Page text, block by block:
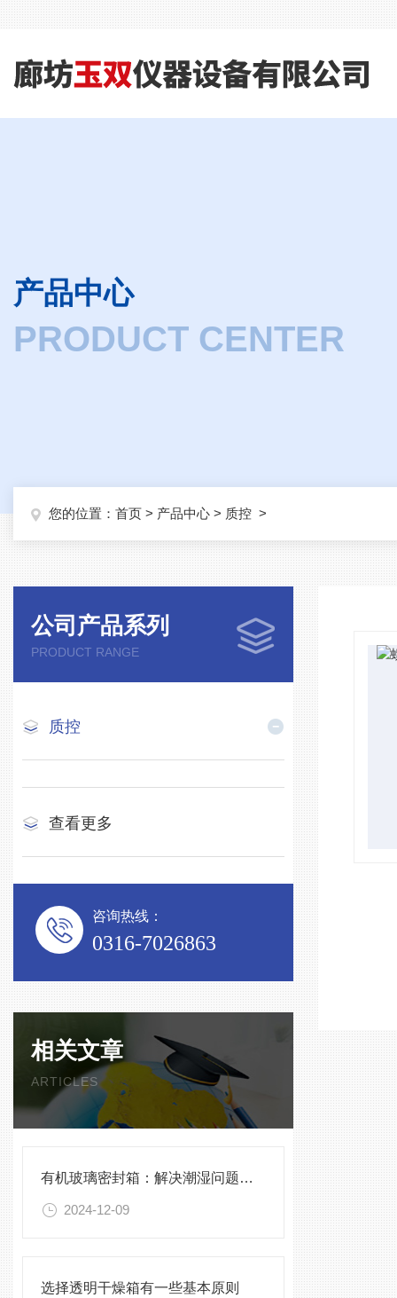
产品中心
PRODUCT CENTER
您的位置： 首页 > 产品中心 > 质控 >
公司产品系列
PRODUCT RANGE
质控
查看更多
咨询热线：
0316-7026863
相关文章
ARTICLES
有机玻璃密封箱：解决潮湿问题的好帮手
2024-12-09
选择透明干燥箱有一些基本原则